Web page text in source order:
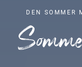
DEN SOMMER